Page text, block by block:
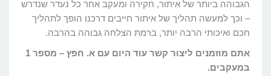
הגבוהה ביותר של איתור, חקירה ומעקב אחר כל נעדר שנדרש
– וכך למעשה תהליך של איתור חייבים דרכנו הופך לתהליך
חכם ואיכותי הרבה יותר, ברמת הצלחה גבוהה בהרבה.
אתם מוזמנים ליצור קשר עוד היום עם א. חפץ – מספר 1
במעקבים.